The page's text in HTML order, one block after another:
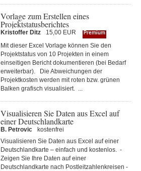
Vorlage zum Erstellen eines
Projektstatusberichtes
Kristoffer Ditz 15,00 EUR Premium
Mit dieser Excel Vorlage können Sie den
Projektstatus von 10 Projekten in einem
einseitigen Bericht dokumentieren (bei Bedarf
erweiterbar). Die Abweichungen der
Projektkosten werden mit roten bzw. grünen
Balken grafisch visualisiert. ...
Visualisieren Sie Daten aus Excel auf
einer Deutschlandkarte
B. Petrovic
kostenfrei
Visualisieren Sie Daten aus Excel auf einer
Deutschlandkarte – einfach und kostenlos. -
Zeigen Sie Ihre Daten auf einer
Deutschlandkarte nach Postleitzahlenkreisen -